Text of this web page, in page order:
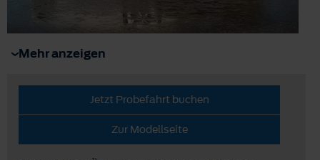
Mehr anzeigen
Jetzt Probefahrt buchen
Zur Modellseite